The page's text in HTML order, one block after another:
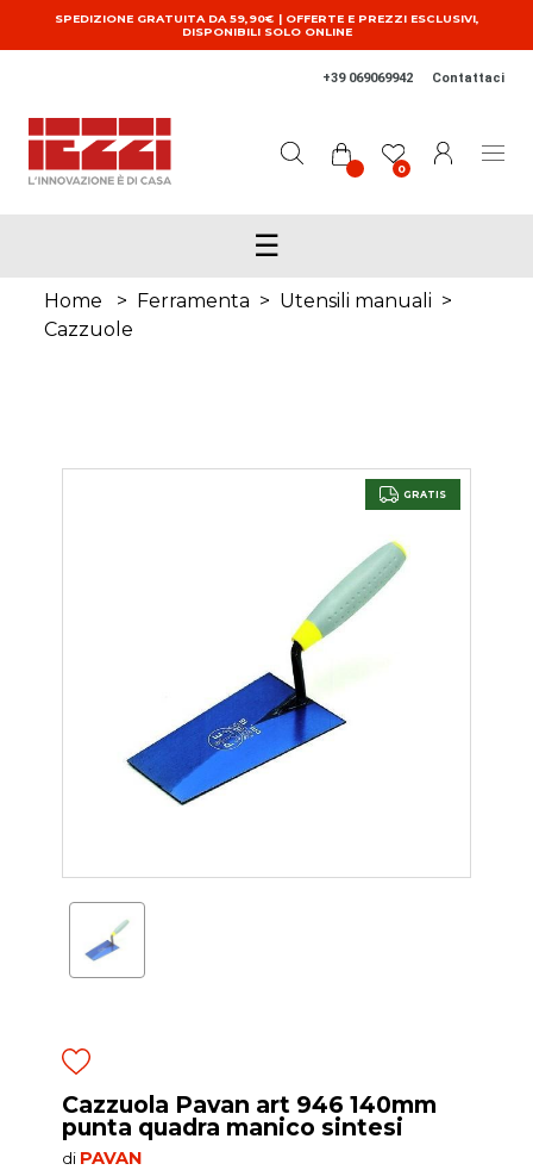
Salta al contenuto principale
SPEDIZIONE GRATUITA DA 59,90€ | OFFERTE E PREZZI ESCLUSIVI,
DISPONIBILI SOLO ONLINE
+39 069069942 Contattaci
0
☰
Home > Ferramenta > Utensili manuali >
Cazzuole
GRATIS
Cazzuola Pavan art 946 140mm
punta quadra manico sintesi
di PAVAN